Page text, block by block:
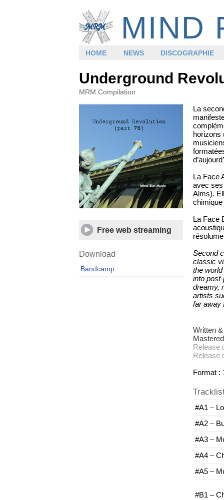
MIND
HOME NEWS DISCOGRAPHIE
Underground
MRM Compilation
Free web streaming
Download
Bandcamp
La
horizons
La Face
avec
Alms).
La Face
Second
classic
the
into
dreamy,
artists
far away
Written
Release
Release
Format :
#A1 –
#A2 –
#A3 –
#A4 –
#A5 –
#B1 –